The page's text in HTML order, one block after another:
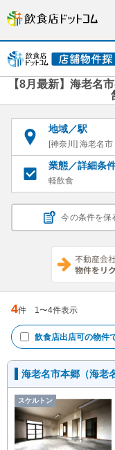
【8月最新】海老名
地域／駅
[神奈川] 海老名市
業態／詳細条
軽飲食
今の条件を保
4件 1〜4件表示
飲食店出店可の物件
海老名市本郷（海老
スケルトン